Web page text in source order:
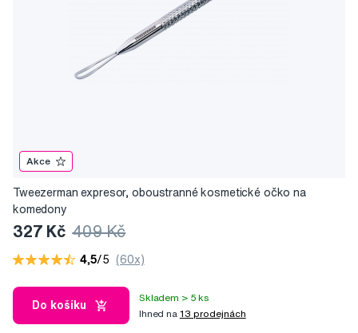
Akce
Tweezerman expresor, oboustranné kosmetické očko na
komedony
327 Kč 409 Kč
4,5/5 (60x)
Do košíku
Skladem > 5 ks
Ihned na 13 prodejnách